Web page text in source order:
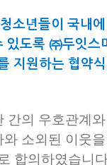
소년들이 국내에
있도록 ㈜두잇스
지원하는 협약식
간의 우호관계와
소외된 이웃을
합의하였습니